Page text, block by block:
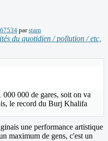
parstam
du quotidien / pollution / etc,
000 de gares, soit on va
le record du Burj Khalifa
une performance artistique
maximum de gens, c'est un